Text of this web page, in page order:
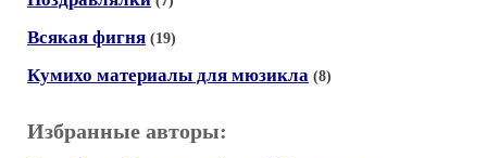
Всякая фигня (19)
Кумихо материалы для мюзикла (8)
Избранные авторы: